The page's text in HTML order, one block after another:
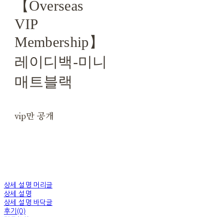
【Overseas
VIP
Membership】
레이디백-미니
매트블랙
vip만 공개
상세 설명 머리글
상세 설명
상세 설명 바닥글
후기(0)